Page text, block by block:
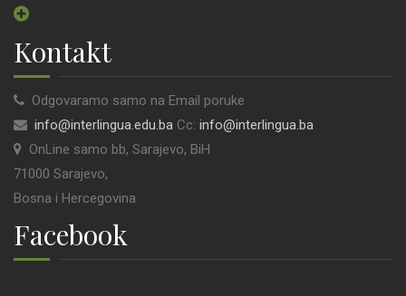
Kontakt
Odgovaramo samo na Email poruke
info@interlingua.edu.ba Cc: info@interlingua.ba
OnLine samo bb, Sarajevo, BiH
71000 Sarajevo,
Bosna i Hercegovina
Facebook